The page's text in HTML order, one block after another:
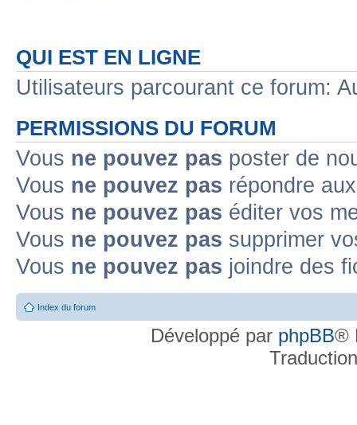
QUI EST EN LIGNE
Utilisateurs parcourant ce forum:
PERMISSIONS DU FORUM
Vous ne pouvez pas poster de
Vous ne pouvez pas répondre
Vous ne pouvez pas éditer vos
Vous ne pouvez pas supprimer
Vous ne pouvez pas joindre des
Index du forum
Développé par phpBB®